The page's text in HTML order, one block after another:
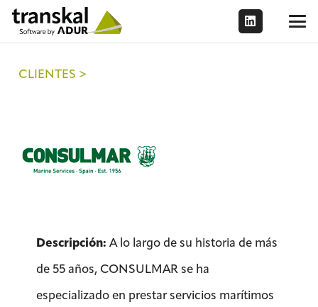
CLIENTES >
Descripción: A lo largo de su historia de más
de 55 años, CONSULMAR se ha
especializado en prestar servicios marítimos